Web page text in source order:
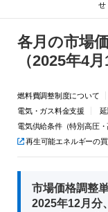
せ
各月の市場
（2025年4
燃料費調整制度について
電気・ガス料金支援
電気供給条件（特別高圧・
再生可能エネルギーの
市場価格調整
2025年12月分